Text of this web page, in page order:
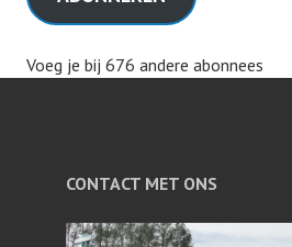
Voeg je bij 676 andere abonnees
CONTACT MET ONS